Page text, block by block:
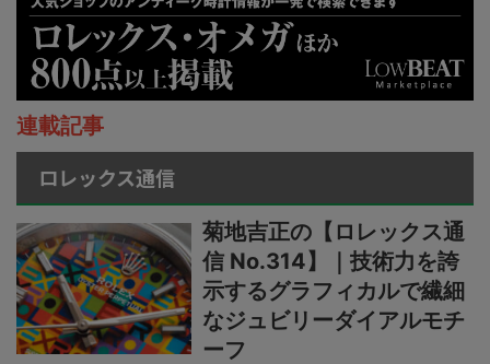
連載記事
ロレックス通信
菊地吉正の【ロレックス通
信 No.314】｜技術力を誇
示するグラフィカルで繊細
なジュビリーダイアルモチ
ーフ